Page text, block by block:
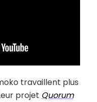
travaillent plus
projet Quorum